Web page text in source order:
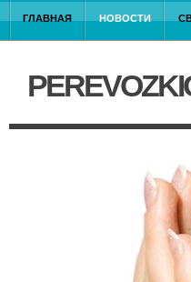
ГЛАВНАЯ НОВОСТИ